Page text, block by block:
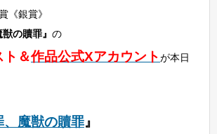
《銀賞》
の贖罪』 の
ト＆作品公式Xアカウントが本日
、魔獣の贖罪』